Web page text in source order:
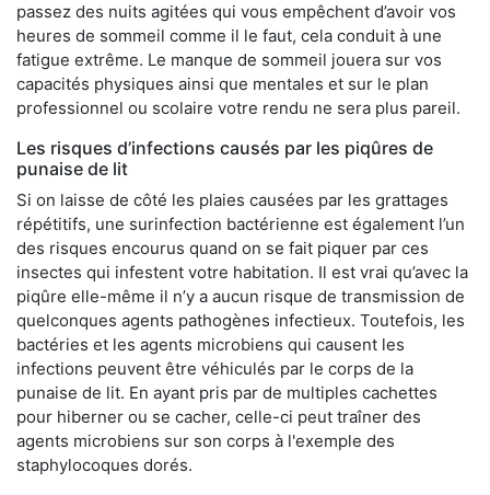
passez des nuits agitées qui vous empêchent d’avoir vos
heures de sommeil comme il le faut, cela conduit à une
fatigue extrême. Le manque de sommeil jouera sur vos
capacités physiques ainsi que mentales et sur le plan
professionnel ou scolaire votre rendu ne sera plus pareil.
Les risques d’infections causés par les piqûres de
punaise de lit
Si on laisse de côté les plaies causées par les grattages
répétitifs, une surinfection bactérienne est également l’un
des risques encourus quand on se fait piquer par ces
insectes qui infestent votre habitation. Il est vrai qu’avec la
piqûre elle-même il n’y a aucun risque de transmission de
quelconques agents pathogènes infectieux. Toutefois, les
bactéries et les agents microbiens qui causent les
infections peuvent être véhiculés par le corps de la
punaise de lit. En ayant pris par de multiples cachettes
pour hiberner ou se cacher, celle-ci peut traîner des
agents microbiens sur son corps à l'exemple des
staphylocoques dorés.